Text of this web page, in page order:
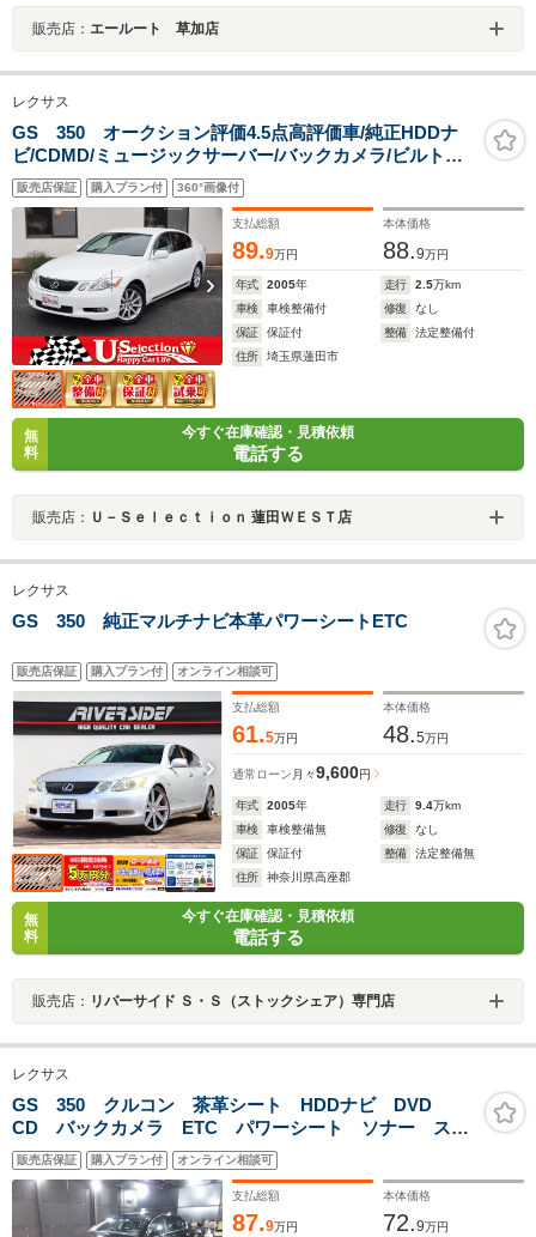
販売店： エールート 草加店
レクサス
GS 350 オークション評価4.5点高評価車/純正HDDナ
ビ/CDMD/ミュージックサーバー/バックカメラ/ビルトイ
ンETC/スマートキー/クルコン/ドアバイザー/17インチア
ルミ/パワーシート/スポーツモード付A'T/電動コーナーポ
ール
販売店保証 購入プラン付 360°画像付
支払総額
89.9万円
本体価格
88.9万円
年式 2005年 走行 2.5万km
車検
車検整備付 修復
なし
保証
保証付 整備
法定整備付
住所
埼玉県蓮田市
無
料
今すぐ在庫確認・見積依頼
電話する
販売店： Ｕ－Ｓｅｌｅｃｔｉｏｎ 蓮田ＷＥＳＴ店
レクサス
GS 350 純正マルチナビ本革パワーシートETC
販売店保証 購入プラン付 オンライン相談可
支払総額
61.5万円
本体価格
48.5万円
通常ローン 月々9,600円
年式 2005年 走行 9.4万km
車検
車検整備無 修復
なし
保証
保証付 整備
法定整備無
住所
神奈川県高座郡
無
料
今すぐ在庫確認・見積依頼
電話する
販売店： リバーサイド Ｓ・Ｓ（ストックシェア）専門店
レクサス
GS 350 クルコン 茶革シート HDDナビ DVD
CD バックカメラ ETC パワーシート ソナー スマ
ートキー プッシュスタート
販売店保証 購入プラン付 オンライン相談可
支払総額
87.9万円
本体価格
72.9万円